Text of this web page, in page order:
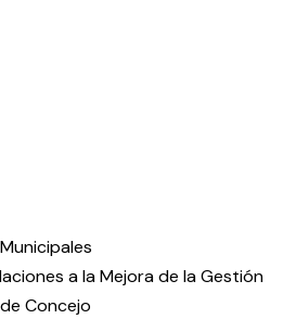
a la Mejora de la Gestión
Concejo